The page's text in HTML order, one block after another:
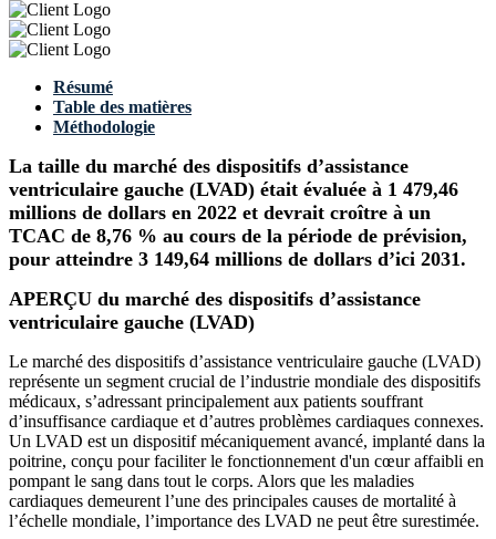
Résumé
Table des matières
Méthodologie
La taille du marché des dispositifs d’assistance
ventriculaire gauche (LVAD) était évaluée à 1 479,46
millions de dollars en 2022 et devrait croître à un
TCAC de 8,76 % au cours de la période de prévision,
pour atteindre 3 149,64 millions de dollars d’ici 2031.
APERÇU du marché des dispositifs d’assistance
ventriculaire gauche (LVAD)
Le marché des dispositifs d’assistance ventriculaire gauche (LVAD)
représente un segment crucial de l’industrie mondiale des dispositifs
médicaux, s’adressant principalement aux patients souffrant
d’insuffisance cardiaque et d’autres problèmes cardiaques connexes.
Un LVAD est un dispositif mécaniquement avancé, implanté dans la
poitrine, conçu pour faciliter le fonctionnement d'un cœur affaibli en
pompant le sang dans tout le corps. Alors que les maladies
cardiaques demeurent l’une des principales causes de mortalité à
l’échelle mondiale, l’importance des LVAD ne peut être surestimée.